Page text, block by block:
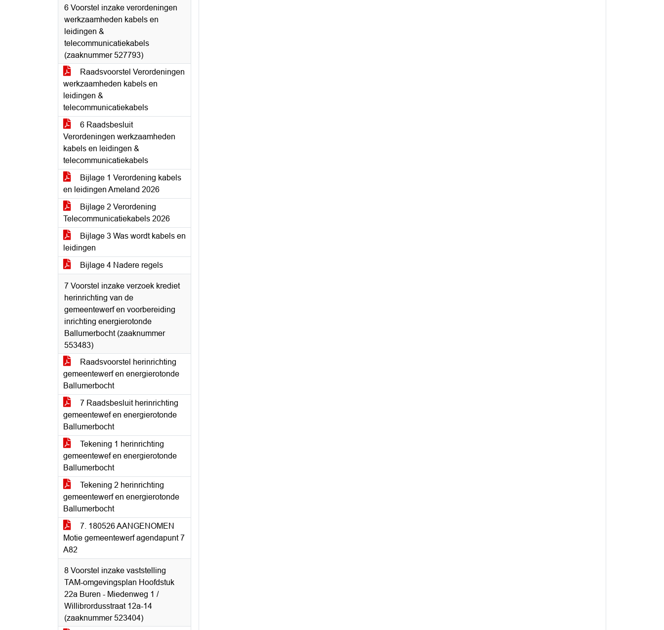
6 Voorstel inzake verordeningen
werkzaamheden kabels en
leidingen &
telecommunicatiekabels
(zaaknummer 527793)
Raadsvoorstel Verordeningen
werkzaamheden kabels en
leidingen &
telecommunicatiekabels
6 Raadsbesluit
Verordeningen werkzaamheden
kabels en leidingen &
telecommunicatiekabels
Bijlage 1 Verordening kabels
en leidingen Ameland 2026
Bijlage 2 Verordening
Telecommunicatiekabels 2026
Bijlage 3 Was wordt kabels en
leidingen
Bijlage 4 Nadere regels
7 Voorstel inzake verzoek krediet
herinrichting van de
gemeentewerf en voorbereiding
inrichting energierotonde
Ballumerbocht (zaaknummer
553483)
Raadsvoorstel herinrichting
gemeentewerf en energierotonde
Ballumerbocht
7 Raadsbesluit herinrichting
gemeentewef en energierotonde
Ballumerbocht
Tekening 1 herinrichting
gemeentewef en energierotonde
Ballumerbocht
Tekening 2 herinrichting
gemeentewerf en energierotonde
Ballumerbocht
7. 180526 AANGENOMEN
Motie gemeentewerf agendapunt 7
A82
8 Voorstel inzake vaststelling
TAM-omgevingsplan Hoofdstuk
22a Buren - Miedenweg 1 /
Willibrordusstraat 12a-14
(zaaknummer 523404)